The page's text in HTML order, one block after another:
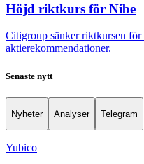
Höjd riktkurs för Nibe
Citigroup sänker riktkursen
aktierekommendationer.
Senaste nytt
Nyheter Analyser Telegram
Yubico